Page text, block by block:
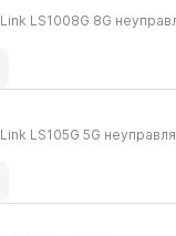
LS1008G 8G
LS105G 5G